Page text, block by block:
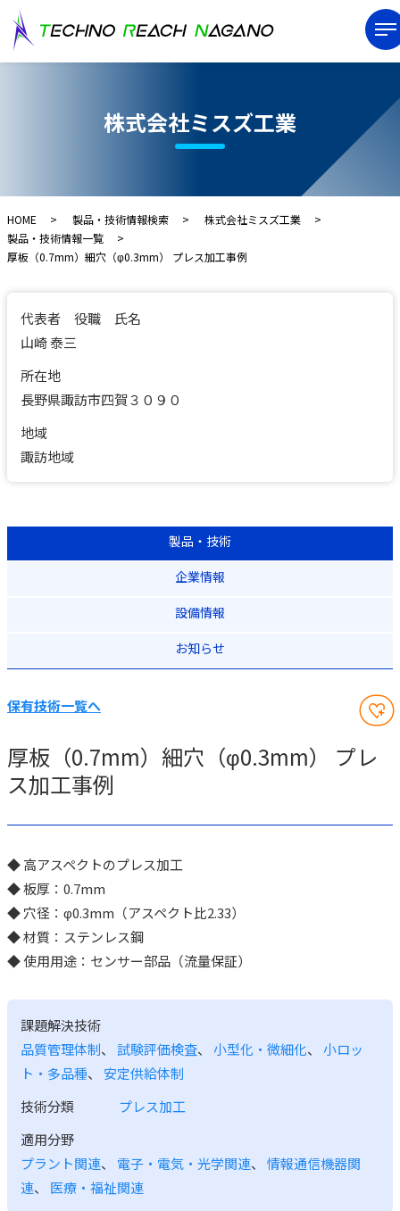
株式会社ミスズ工業
HOME 製品・技術情報検索
株式会社ミスズ工業
製品・技術情報一覧
厚板（0.7mm）細穴（φ0.3mm） プレス加工事例
代表者 役職 氏名
山崎 泰三
所在地
長野県諏訪市四賀３０９０
地域
諏訪地域
製品・技術
企業情報
設備情報
お知らせ
保有技術一覧へ
厚板（0.7mm）細穴（φ0.3mm） プレ
ス加工事例
◆ 高アスペクトのプレス加工
◆ 板厚：0.7mm
◆ 穴径：φ0.3mm（アスペクト比2.33）
◆ 材質：ステンレス鋼
◆ 使用用途：センサー部品（流量保証）
課題解決技術
品質管理体制、 試験評価検査、 小型化・微細化、 小ロッ
ト・多品種、 安定供給体制
技術分類
プレス加工
適用分野
プラント関連、 電子・電気・光学関連、 情報通信機器関
連、 医療・福祉関連